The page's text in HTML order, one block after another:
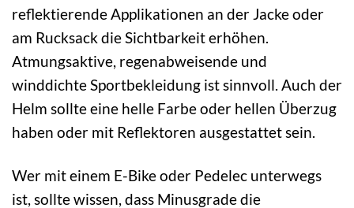
reflektierende Applikationen an der Jacke oder
am Rucksack die Sichtbarkeit erhöhen.
Atmungsaktive, regenabweisende und
winddichte Sportbekleidung ist sinnvoll. Auch der
Helm sollte eine helle Farbe oder hellen Überzug
haben oder mit Reflektoren ausgestattet sein.
Wer mit einem E-Bike oder Pedelec unterwegs
ist, sollte wissen, dass Minusgrade die